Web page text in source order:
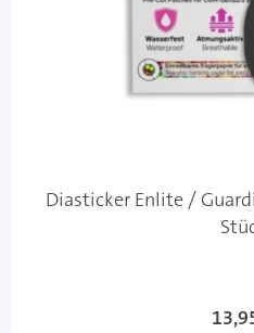
Diasticker Enlite /